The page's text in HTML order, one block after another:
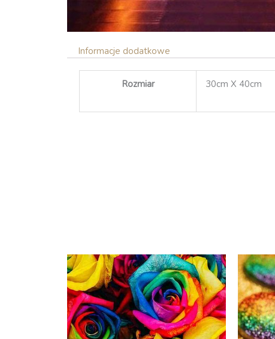
Informacje dodatkowe
Rozmiar 30cm X 40cm